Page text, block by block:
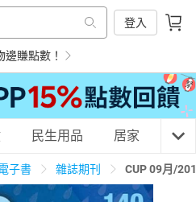
登入
賺點數！
民生用品 居家 3C
子書 雜誌期刊 CUP 09月/